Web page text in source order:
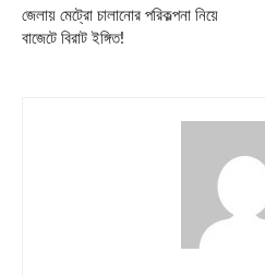
জেলায় মেট্রো চালানোর পরিকল্পনা নিয়ে
বাজেটে বিরাট ইঙ্গিত!